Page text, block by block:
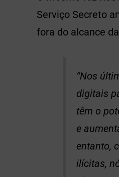
Serviço Secreto
fora do alcance da
“Nos
digitais
têm o
e
entanto,
ilícitas,